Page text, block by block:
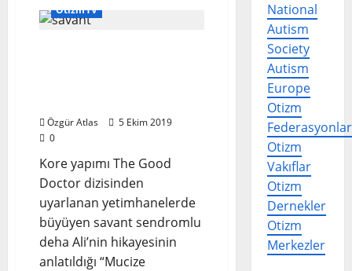
OtizmTV
Özgür Atlas
5 Ekim 2019
0
Kore yapımı The Good
Doctor dizisinden
uyarlanan yetimhanelerde
büyüyen savant sendromlu
deha Ali’nin hikayesinin
anlatıldığı “Mucize
National
Autism
Society
Autism
Europe
Otizm
Federasyonlar
Otizm
Vakıflar
Otizm
Dernekler
Otizm
Merkezler